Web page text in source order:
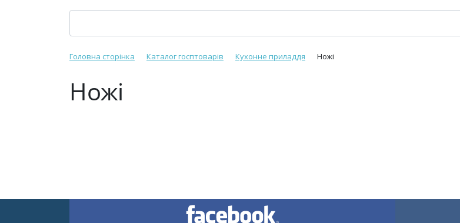
Головна сторінка Каталог госптоварів Кухонне приладдя Ножі
Ножі